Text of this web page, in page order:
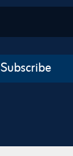
Subscribe